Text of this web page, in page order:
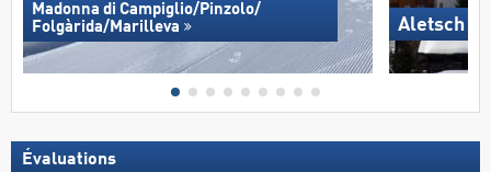
Madonna di Campiglio/​Pinzolo/​
Folgàrida/​Marilleva
Aletsch
Évaluations